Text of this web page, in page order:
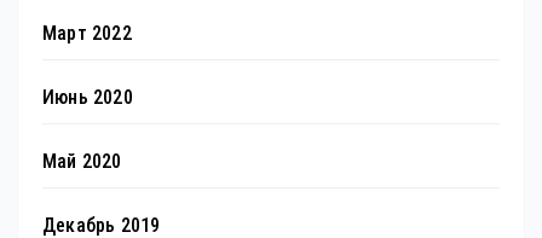
Март 2022
Июнь 2020
Май 2020
Декабрь 2019